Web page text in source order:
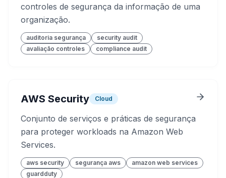
controles de segurança da informação de uma
organização.
auditoria segurança
security audit
avaliação controles
compliance audit
AWS Security Cloud
Conjunto de serviços e práticas de segurança
para proteger workloads na Amazon Web
Services.
aws security segurança aws
amazon web services
guardduty